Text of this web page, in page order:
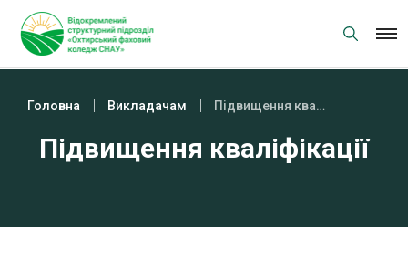
content
Головна Викладачам Підвищення кваліфікації
Підвищення кваліфікації